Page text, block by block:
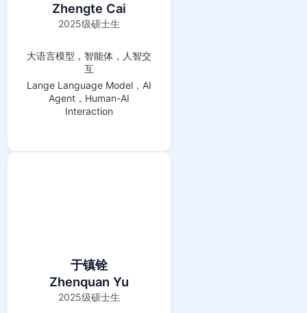
Zhengte Cai
2025级硕士生
大语言模型，智能体，人智交
互
Lange Language Model，AI
Agent，Human-AI
Interaction
于镇铨
Zhenquan Yu
2025级硕士生